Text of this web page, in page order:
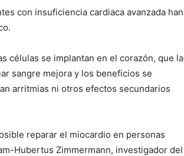
con insuficiencia cardiaca avanzada han
células se implantan en el corazón, que la
sangre mejora y los beneficios se
arritmias ni otros efectos secundarios
reparar el miocardio en personas
Hubertus Zimmermann, investigador del